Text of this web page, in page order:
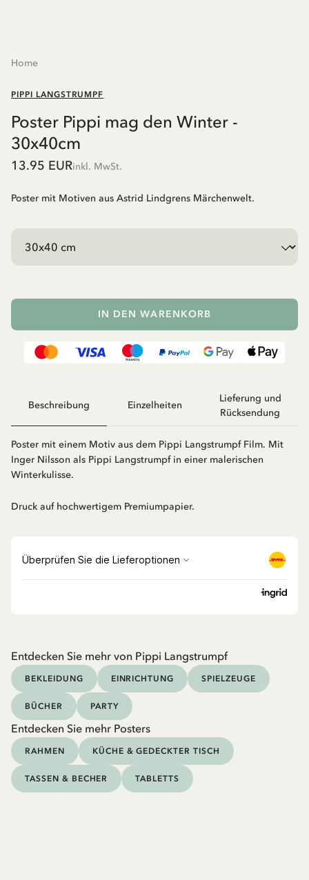
Home
PIPPI LANGSTRUMPF
Poster Pippi mag den Winter -
30x40cm
13.95 EURinkl. MwSt.
Poster mit Motiven aus Astrid Lindgrens Märchenwelt.
IN DEN WARENKORB
Beschreibung Einzelheiten
Lieferung und
Rücksendung
Poster mit einem Motiv aus dem Pippi Langstrumpf Film. Mit
Inger Nilsson als Pippi Langstrumpf in einer malerischen
Winterkulisse.
Druck auf hochwertigem Premiumpapier.
Entdecken Sie mehr von Pippi Langstrumpf
BEKLEIDUNG EINRICHTUNG SPIELZEUGE
BÜCHER PARTY
Entdecken Sie mehr Posters
RAHMEN KÜCHE & GEDECKTER TISCH
TASSEN & BECHER TABLETTS